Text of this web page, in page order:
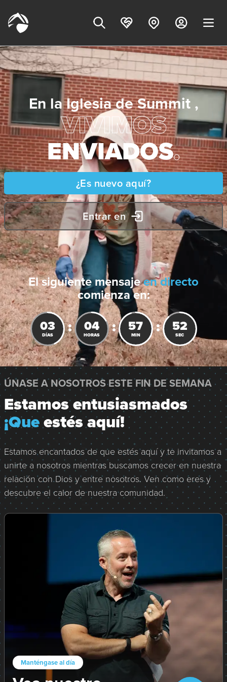
En la Iglesia de Summit ,
VIVIMOS
ENVIADOS.
¿Es nuevo aquí?
Entrar en
El siguiente mensajeen directo
comienza en:
3
d
a
y
s
,
4
h
o
u
r
s
,
5
7
m
i
n
u
t
e
s
,
a
n
03
DÍAS : 04
HORAS : 57
MIN : 50
SEC
ÚNASE A NOSOTROS ESTE FIN DE SEMANA
Estamos entusiasmados
¡Queestés aquí!
Estamos encantados de que estés aquí y te invitamos a
unirte a nosotros mientras buscamos crecer en nuestra
relación con Dios y entre nosotros. Ven como eres y
descubre el calor de nuestra comunidad.
Manténgase al día